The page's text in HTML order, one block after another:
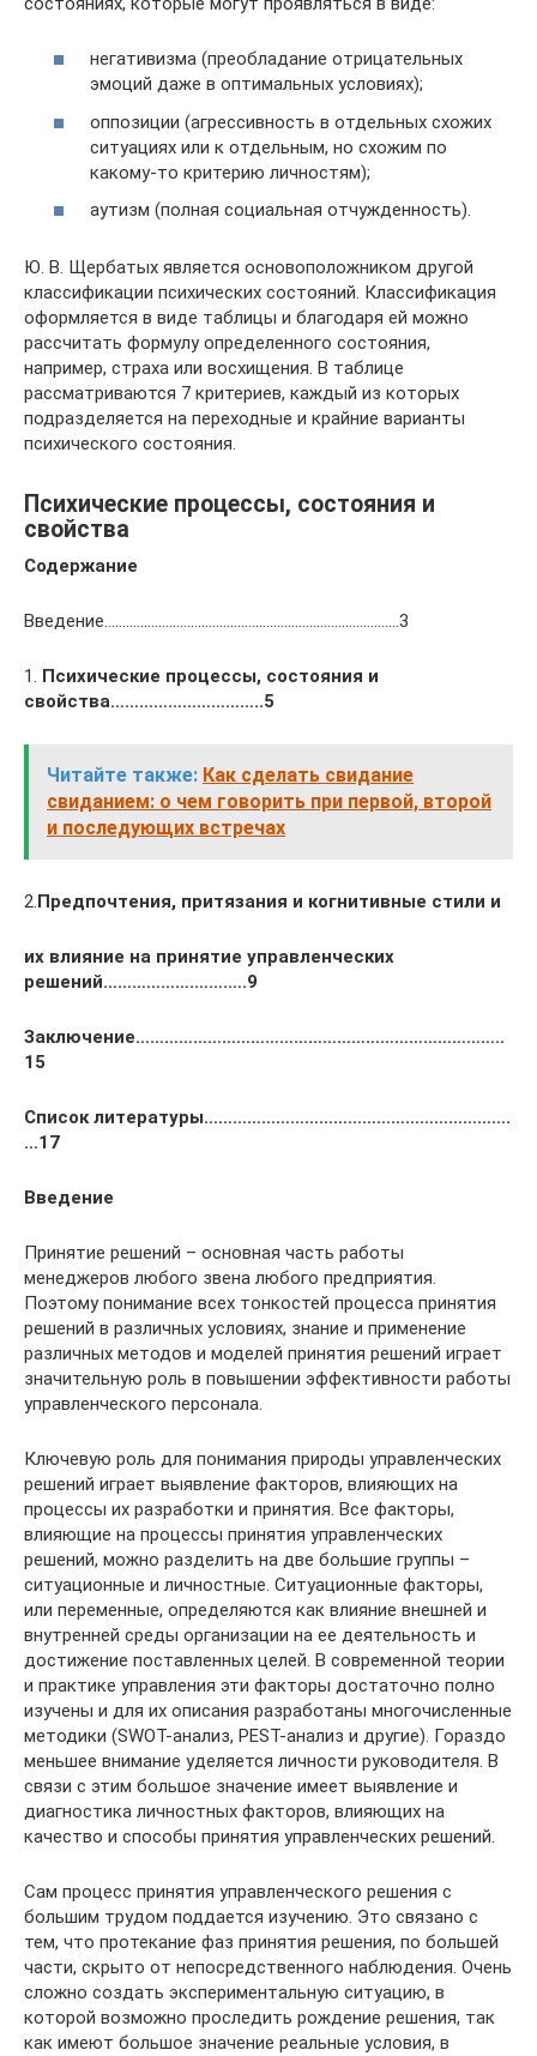
негативизма (преобладание отрицательных
эмоций даже в оптимальных условиях);
оппозиции (агрессивность в отдельных схожих
ситуациях или к отдельным, но схожим по
какому-то критерию личностям);
аутизм (полная социальная отчужденность).
Ю. В. Щербатых является основоположником другой
классификации психических состояний. Классификация
оформляется в виде таблицы и благодаря ей можно
рассчитать формулу определенного состояния,
например, страха или восхищения. В таблице
рассматриваются 7 критериев, каждый из которых
подразделяется на переходные и крайние варианты
психического состояния.
Психические процессы, состояния и
свойства
Содержание
Введение……………………………………………………………………….3
1. Психические процессы, состояния и
свойства…………………………..5
Читайте также: Как сделать свидание
свиданием: о чем говорить при первой, второй
и последующих встречах
2.Предпочтения, притязания и когнитивные стили и
их влияние на принятие управленческих
решений……………….…….….9
Заключение…………………………………………………………………..
15
Список литературы……………………………………………………….
…17
Введение
Принятие решений – основная часть работы
менеджеров любого звена любого предприятия.
Поэтому понимание всех тонкостей процесса принятия
решений в различных условиях, знание и применение
различных методов и моделей принятия решений играет
значительную роль в повышении эффективности работы
управленческого персонала.
Ключевую роль для понимания природы управленческих
решений играет выявление факторов, влияющих на
процессы их разработки и принятия. Все факторы,
влияющие на процессы принятия управленческих
решений, можно разделить на две большие группы –
ситуационные и личностные. Ситуационные факторы,
или переменные, определяются как влияние внешней и
внутренней среды организации на ее деятельность и
достижение поставленных целей. В современной теории
и практике управления эти факторы достаточно полно
изучены и для их описания разработаны многочисленные
методики (SWOT-анализ, PEST-анализ и другие). Гораздо
меньшее внимание уделяется личности руководителя. В
связи с этим большое значение имеет выявление и
диагностика личностных факторов, влияющих на
качество и способы принятия управленческих решений.
Сам процесс принятия управленческого решения с
большим трудом поддается изучению. Это связано с
тем, что протекание фаз принятия решения, по большей
части, скрыто от непосредственного наблюдения. Очень
сложно создать экспериментальную ситуацию, в
которой возможно проследить рождение решения, так
как имеют большое значение реальные условия, в